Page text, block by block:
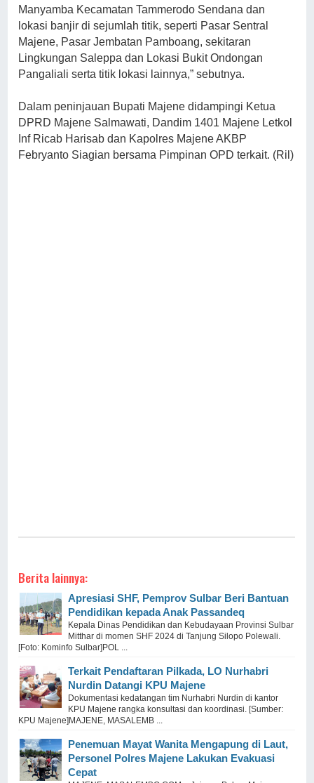
Manyamba Kecamatan Tammerodo Sendana dan
lokasi banjir di sejumlah titik, seperti Pasar Sentral
Majene, Pasar Jembatan Pamboang, sekitaran
Lingkungan Saleppa dan Lokasi Bukit Ondongan
Pangaliali serta titik lokasi lainnya,” sebutnya.
Dalam peninjauan Bupati Majene didampingi Ketua
DPRD Majene Salmawati, Dandim 1401 Majene Letkol
Inf Ricab Harisab dan Kapolres Majene AKBP
Febryanto Siagian bersama Pimpinan OPD terkait. (Ril)
Berita lainnya:
Apresiasi SHF, Pemprov Sulbar Beri Bantuan
Pendidikan kepada Anak Passandeq
Kepala Dinas Pendidikan dan Kebudayaan Provinsi Sulbar
Mitthar di momen SHF 2024 di Tanjung Silopo Polewali.
[Foto: Kominfo Sulbar]POL ...
Terkait Pendaftaran Pilkada, LO Nurhabri
Nurdin Datangi KPU Majene
Dokumentasi kedatangan tim Nurhabri Nurdin di kantor
KPU Majene rangka konsultasi dan koordinasi. [Sumber:
KPU Majene]MAJENE, MASALEMB ...
Penemuan Mayat Wanita Mengapung di Laut,
Personel Polres Majene Lakukan Evakuasi
Cepat